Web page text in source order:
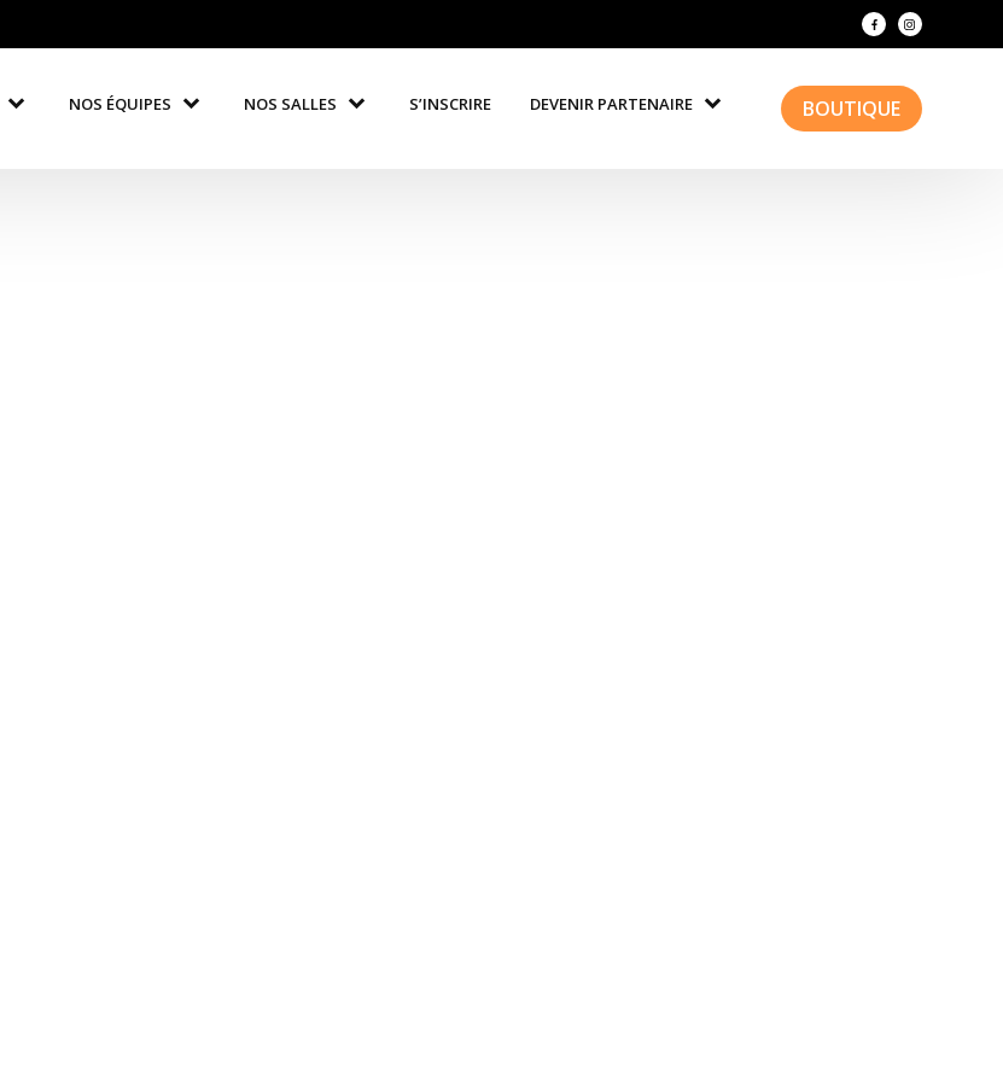
NOS ÉQUIPES NOS SALLES S’INSCRIRE DEVENIR PARTENAIRE BOUTIQUE